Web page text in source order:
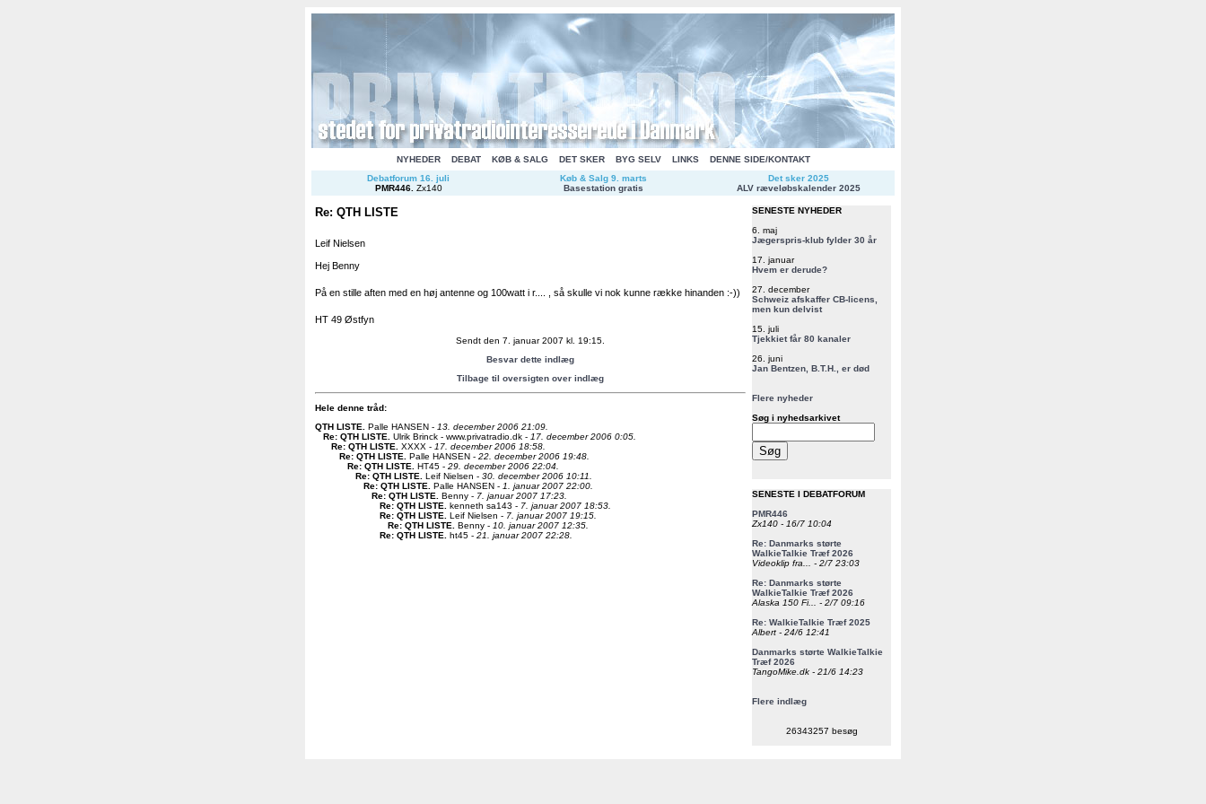
NYHEDER DEBAT KØB & SALG DET SKER BYG SELV LINKS
DENNE SIDE/KONTAKT
Debatforum 16. juli
PMR446. Zx140
Køb & Salg 9. marts
Basestation gratis
Det sker 2025
ALV ræveløbskalender 2025
Re: QTH LISTE
Leif Nielsen
Hej Benny
På en stille aften med en høj antenne og 100watt i r.... , så skulle vi nok kunne række hinanden :-))
HT 49 Østfyn
Sendt den 7. januar 2007 kl. 19:15.
Besvar dette indlæg
Tilbage til oversigten over indlæg
Hele denne tråd:
QTH LISTE
Palle HANSEN - 13. december 2006 21:09.
Re: QTH LISTE
Ulrik Brinck - www.privatradio.dk - 17. december 2006 0:05.
Re: QTH LISTE
XXXX - 17. december 2006 18:58.
Re: QTH LISTE
Palle HANSEN - 22. december 2006 19:48.
Re: QTH LISTE
HT45 - 29. december 2006 22:04.
Re: QTH LISTE
Leif Nielsen - 30. december 2006 10:11.
Re: QTH LISTE
Palle HANSEN - 1. januar 2007 22:00.
Re: QTH LISTE
Benny - 7. januar 2007 17:23.
Re: QTH LISTE
kenneth sa143 - 7. januar 2007 18:53.
Re: QTH LISTE
Leif Nielsen - 7. januar 2007 19:15.
Re: QTH LISTE
Benny - 10. januar 2007 12:35.
Re: QTH LISTE
ht45 - 21. januar 2007 22:28.
SENESTE NYHEDER
6. maj
Jægerspris-klub fylder 30 år
17. januar
Hvem er derude?
27. december
Schweiz afskaffer CB-licens,
men kun delvist
15. juli
Tjekkiet får 80 kanaler
26. juni
Jan Bentzen, B.T.H., er død
Flere nyheder
Søg i nyhedsarkivet
SENESTE I DEBATFORUM
PMR446
Zx140 - 16/7 10:04
Re: Danmarks størte
WalkieTalkie Træf 2026
Videoklip fra... - 2/7 23:03
Re: Danmarks størte
WalkieTalkie Træf 2026
Alaska 150 Fi... - 2/7 09:16
Re: WalkieTalkie Træf 2025
Albert - 24/6 12:41
Danmarks størte WalkieTalkie
Træf 2026
TangoMike.dk - 21/6 14:23
Flere indlæg
26343257 besøg